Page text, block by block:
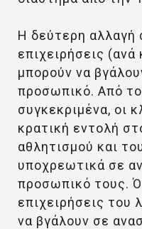
Η δεύτερη αλλαγή
επιχειρήσεις (ανά
μπορούν να
προσωπικό. Από
συγκεκριμένα, οι
κρατική εντολή
αθλητισμού και
υποχρεωτικά σε
προσωπικό τους.
επιχειρήσεις του
να βγάλουν σε